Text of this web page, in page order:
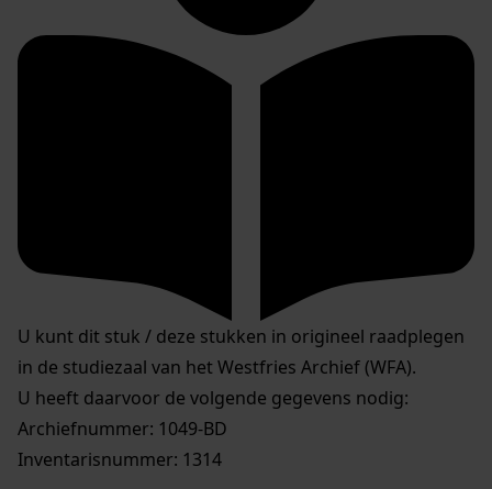
U kunt dit stuk / deze stukken in origineel raadplegen
in de studiezaal van het Westfries Archief (WFA).
U heeft daarvoor de volgende gegevens nodig:
Archiefnummer: 1049-BD
Inventarisnummer: 1314